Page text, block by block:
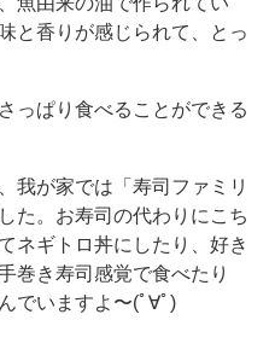
と香りが感じられて、とっ
っぱり食べることができる
我が家では「寿司ファミリ
た。お寿司の代わりにこち
ネギトロ丼にしたり、好き
巻き寿司感覚で食べたり
でいますよ〜(ﾟ∀ﾟ)